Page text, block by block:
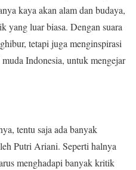
kaya akan alam dan budaya,
yang luar biasa. Dengan suara
tetapi juga menginspirasi
Indonesia, untuk mengejar
tentu saja ada banyak
Putri Ariani. Seperti halnya
menghadapi banyak kritik